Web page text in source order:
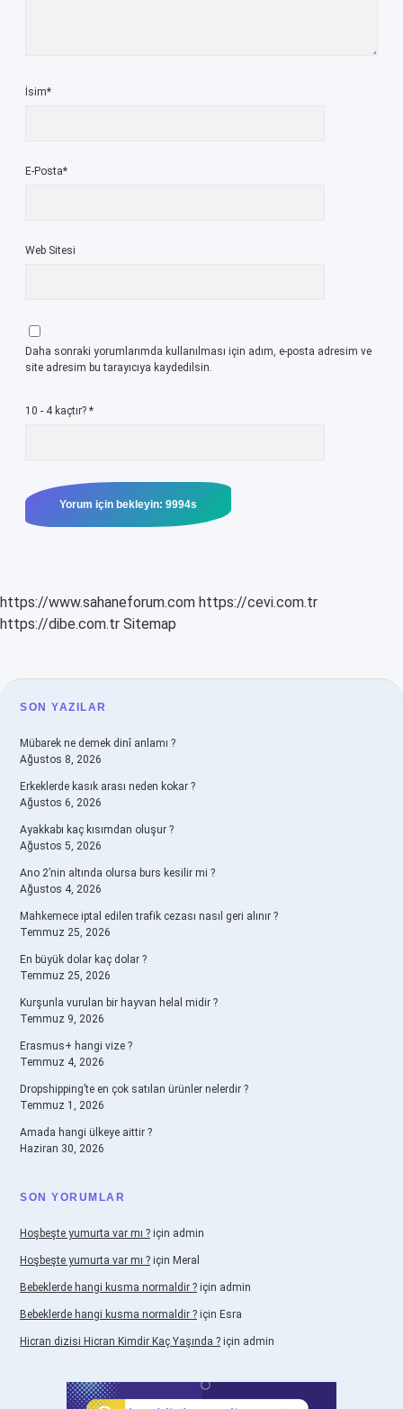
İsim*
E-Posta*
Web Sitesi
Daha sonraki yorumlarımda kullanılması için adım, e-posta adresim ve
site adresim bu tarayıcıya kaydedilsin.
10 - 4 kaçtır? *
https://www.sahaneforum.com https://cevi.com.tr
https://dibe.com.tr Sitemap
SIDEBAR
SON YAZILAR
Mübarek ne demek dinî anlamı ?
Ağustos 8, 2026
Erkeklerde kasık arası neden kokar ?
Ağustos 6, 2026
Ayakkabı kaç kısımdan oluşur ?
Ağustos 5, 2026
Ano 2’nin altında olursa burs kesilir mi ?
Ağustos 4, 2026
Mahkemece iptal edilen trafik cezası nasıl geri alınır ?
Temmuz 25, 2026
En büyük dolar kaç dolar ?
Temmuz 25, 2026
Kurşunla vurulan bir hayvan helal midir ?
Temmuz 9, 2026
Erasmus+ hangi vize ?
Temmuz 4, 2026
Dropshipping’te en çok satılan ürünler nelerdir ?
Temmuz 1, 2026
Amada hangi ülkeye aittir ?
Haziran 30, 2026
SON YORUMLAR
Hoşbeşte yumurta var mı ? için admin
Hoşbeşte yumurta var mı ? için Meral
Bebeklerde hangi kusma normaldir ? için admin
Bebeklerde hangi kusma normaldir ? için Esra
Hicran dizisi Hicran Kimdir Kaç Yaşında ? için admin